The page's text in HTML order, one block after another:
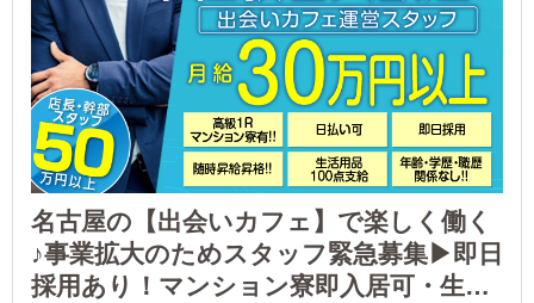
名古屋の【出会いカフェ】で楽しく働く
♪事業拡大のためスタッフ緊急募集▶即日
採用あり！マンション寮即入居可・生活